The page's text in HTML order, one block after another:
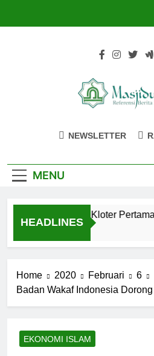
NEWSLETTER
MENU
HEADLINES
Jemaah Haji Kloter Pertama
Home 2020 Februari
6
Badan Wakaf Indonesia
EKONOMI ISLAM